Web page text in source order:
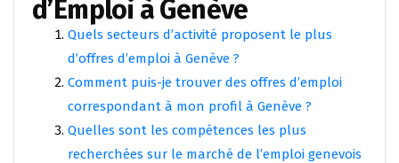
d’Emploi à Genève
Quels secteurs d’activité proposent le plus
d’offres d’emploi à Genève ?
Comment puis-je trouver des offres d’emploi
correspondant à mon profil à Genève ?
Quelles sont les compétences les plus
recherchées sur le marché de l’emploi genevois